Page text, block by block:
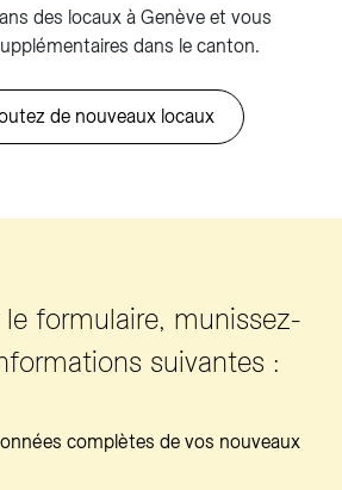
des locaux à Genève et vous
dans le canton.
de nouveaux locaux
le formulaire, munissez-
suivantes :
complètes de vos nouveaux